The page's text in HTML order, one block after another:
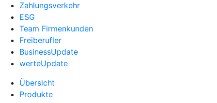
Zahlungsverkehr
ESG
Team Firmenkunden
Freiberufler
BusinessUpdate
werteUpdate
Übersicht
Produkte